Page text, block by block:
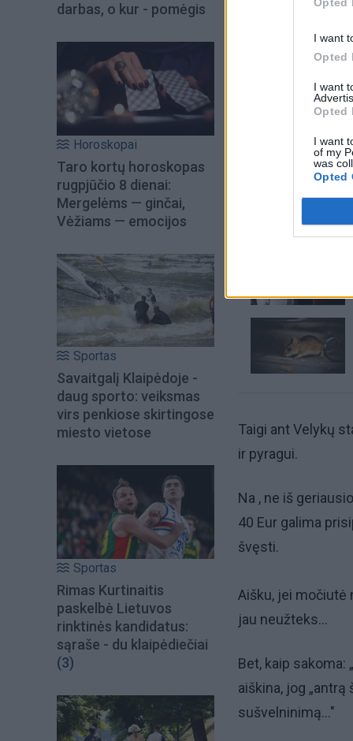
I want
Opted
I want
Opted
I want
of my
was
Opted
darbas, o kur - pomėgis
Horoskopai
Taro kortų horoskopas
rugpjūčio 8 dienai:
Mergelėms — ginčai,
Vėžiams — emocijos
Sportas
Savaitgalį Klaipėdoje -
daug sporto: veiksmas
virs penkiose skirtingose
miesto vietose
Sportas
Rimas Kurtinaitis
paskelbė Lietuvos
rinktinės kandidatus:
sąraše - du klaipėdiečiai
(3)
Šiuo metu
Taigi ant Velykų
ir pyragui.
Na , ne iš
40 Eur galima
švęsti.
Aišku, jei močiutė
jau neužteks...
Bet, kaip
aiškina, jog
sušvelninimą..."